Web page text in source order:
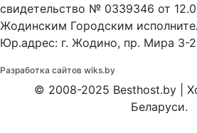
свидетельство № 0339346 от
Жодинским Городским
Юр.адрес: г. Жодино, пр. Мира 3-
Разработка сайтов wiks.by
© 2008-2025 Besthost.by |
Беларуси.